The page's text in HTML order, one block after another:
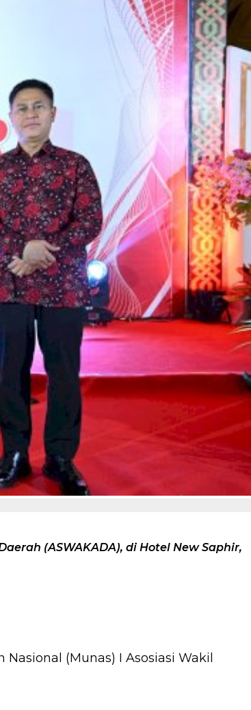
(ASWAKADA), di Hotel New Saphir,
(Munas) I Asosiasi Wakil